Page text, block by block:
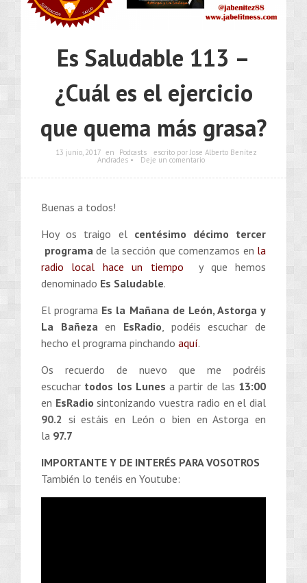
Es Saludable 113 –
¿Cuál es el ejercicio
que quema más grasa?
13 junio, 2017 en Podcasts escrito por Jose Alberto Benítez
Andrades • Deje un comentario
Buenas a todos!
Hoy os traigo el centésimo décimo tercer
programa de la sección que comenzamos en la
radio local hace un tiempo
y que hemos
denominado Es Saludable.
El programa Es la Mañana de León, Astorga y
La Bañeza en EsRadio , podéis escuchar de
hecho el programa pinchando aquí.
Os recuerdo de nuevo que me podréis
escuchar todos los Lunes a partir de las 13:00
en EsRadio sintonizando vuestra radio en el dial
90.2 si estáis en León o bien en Astorga en
la 97.7
IMPORTANTE Y DE INTERÉS PARA VOSOTROS
También lo tenéis en Youtube: